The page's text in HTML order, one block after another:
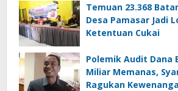
Temuan 23.368
Desa Pamasar Jadi
Ketentuan Cukai
Polemik Audit Dana
Miliar Memanas,
Ragukan